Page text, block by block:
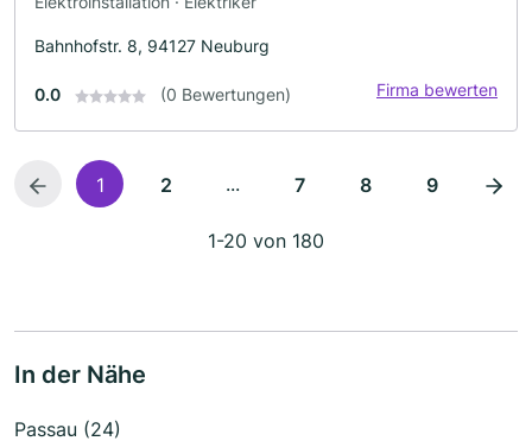
Bahnhofstr. 8, 94127 Neuburg
0.0 (0 Bewertungen) Firma bewerten
1 2 ... 7 8 9
1-20 von 180
In der Nähe
Passau (24)